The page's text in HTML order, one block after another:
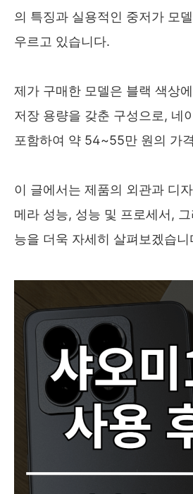
의 특징과 실용적인 중저가 모
우르고 있습니다.
제가 구매한 모델은 블랙 색상
저장 용량을 갖춘 구성으로, 네
포함하여 약 54~55만 원의 가
이 글에서는 제품의 외관과 디
메라 성능, 성능 및 프로세서,
능을 더욱 자세히 살펴보겠습니